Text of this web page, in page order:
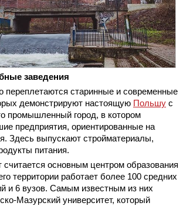
заведения
старинные и современные
демонстрируют настоящую Польшу с
промышленный город, в котором
предприятия, ориентированные на
Здесь выпускают стройматериалы,
питания.
основным центром образования
территории работает более 100 средних
и 6 вузов. Самым известным из них
Мазурский университет, который